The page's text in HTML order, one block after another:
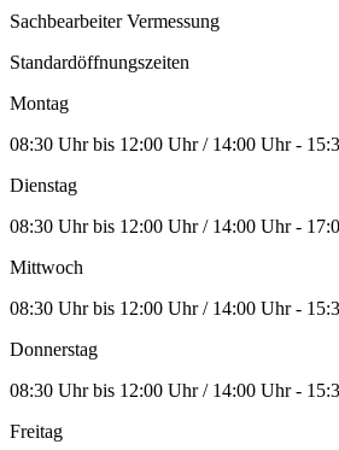
Sachbearbeiter Vermessung
Standardöffnungszeiten
Montag
08:30 Uhr bis 12:00 Uhr / 14:00 Uhr -
Dienstag
08:30 Uhr bis 12:00 Uhr / 14:00 Uhr -
Mittwoch
08:30 Uhr bis 12:00 Uhr / 14:00 Uhr -
Donnerstag
08:30 Uhr bis 12:00 Uhr / 14:00 Uhr -
Freitag